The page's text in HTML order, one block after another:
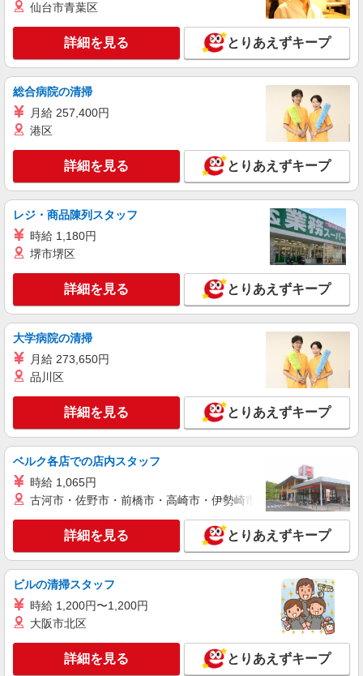
アップ！ ※給与幅は資格・経験等による
栃木県宇都宮市鶴田町739-15
キープ 詳細を見る
アルバイト パート
SOMPOケア 宇都宮 訪問介護/3358cc3
登録ヘルパー
時給：1,100円 ーーーーーーー 【資格取得
後】 時給1,510円〜 ＊早朝夜間：時給1,888円〜
＊日曜祝日：時給1,810円〜 ーーーーーーー
栃木県宇都宮市中今泉五丁目23番12号 KY事
務所C号室
詳細を見る
パート
SOMPOケア 宇都宮 訪問介護/3358cc2
登録ヘルパー
勤務（社保加入者）の場合は時給1,610円 ＊早朝
夜間（〜8:00、18:00〜）：時給1,988円〜 ＊日曜
（ヘルパー1級・2級）】 時給1,510円 ◎週20時間
以上勤務（社保加入者）の場合は時給1,530円 ＊
早朝夜間（〜8:00、18:00〜）：時給1,888円〜 ＊
日曜祝日：時給1,810円〜 ◎身体介助、生活援助
が同時給 ◎キャンセル手当：職務時給の60％支給
栃木県宇都宮市中今泉五丁目23番12号 KY事
務所C号室
キープ 詳細を見る
アルバイト パート
SOMPOケア 雀宮 訪問介護/3360cc2
登録ヘルパー
【介護福祉士】 時給1,590円 ◎週20時間以上
勤務（社保加入者）の場合は時給1,610円 ＊早朝
夜間（〜8:00、18:00〜）：時給1,988円〜 ＊日曜
祝日：時給1,890円〜 【実務者研修・初任者研修
（ヘルパー1級・2級）】 時給1,510円 ◎週20時間
以上勤務（社保加入者）の場合は時給1,530円 ＊
早朝夜間（〜8:00、18:00〜）：時給1,888円〜 ＊
が同時給 ◎キャンセル手当：職務時給の60％支給
栃木県宇都宮市雀の宮4丁目26番9号 百目鬼
事務所103号
キープ 詳細を見る
パート
今泉ケアセンターそよ風：RO32088
NEW
仙台市青葉区
詳細を見る とりあえずキープ
総合病院の清掃
月給 257,400円
港区
詳細を見る とりあえずキープ
レジ・商品陳列スタッフ
時給 1,180円
堺市堺区
詳細を見る とりあえずキープ
大学病院の清掃
月給 273,650円
品川区
詳細を見る とりあえずキープ
ベルク各店での店内スタッフ
時給 1,065円
古河市・佐野市・前橋市・高崎市・伊勢崎市・太田市・館林市
詳細を見る とりあえずキープ
ビルの清掃スタッフ
時給 1,200円〜1,200円
大阪市北区
詳細を見る とりあえずキープ